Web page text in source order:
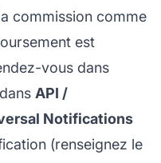
commission comme
est
vous dans
API /
Notifications
(renseignez le